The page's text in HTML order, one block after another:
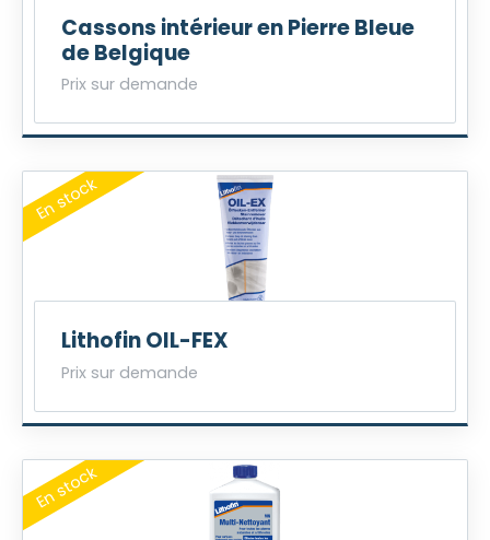
Cassons intérieur en Pierre Bleue
de Belgique
Prix sur demande
Lithofin OIL-FEX
Prix sur demande